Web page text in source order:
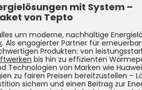
mit System –
von Tepto
um moderne, nachhaltige
. Als engagierter Partner für
Produkten: von
bis hin zu effizienten
Technologien von Marken wie
zu fairen Preisen bereitzustellen –
sichern und einen Beitrag zur